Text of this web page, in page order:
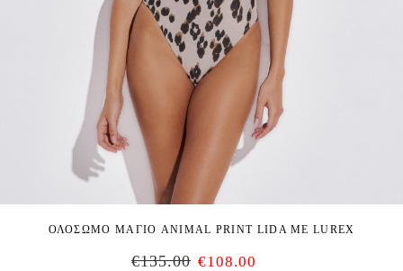
ΟΛΟΣΩΜΟ ΜΑΓΙΟ ANIMAL PRINT LIDA ΜΕ LUREX
€135.00 €108.00